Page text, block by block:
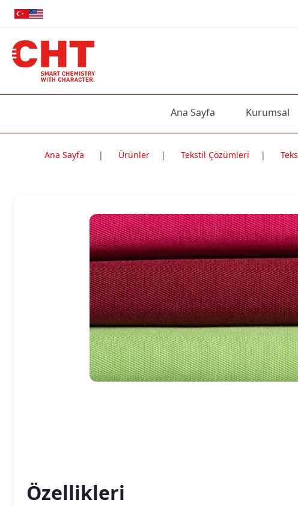
Ana Sayfa Kurumsal
Ana Sayfa | Ürünler | Tekstil Çözümleri |
Özellikleri